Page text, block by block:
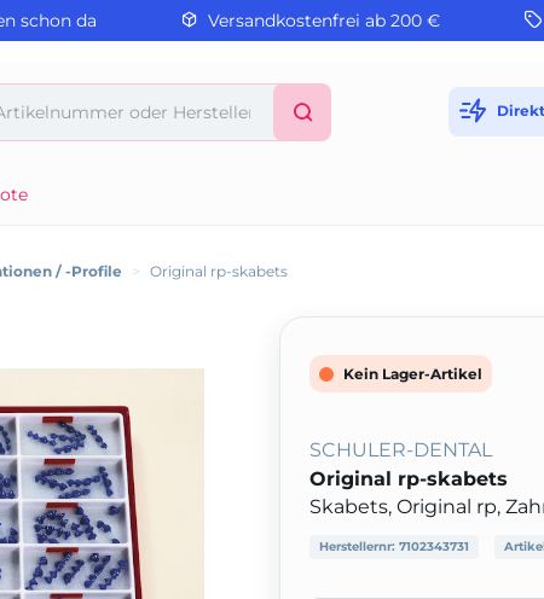
schon da Versandkostenfrei ab 200 €
/ -Profile > Original rp-skabets
Kein Lager-Artikel
SCHULER-DENTAL
Original rp-skabets
Skabets, Original rp,
Herstellernr: 7102343731